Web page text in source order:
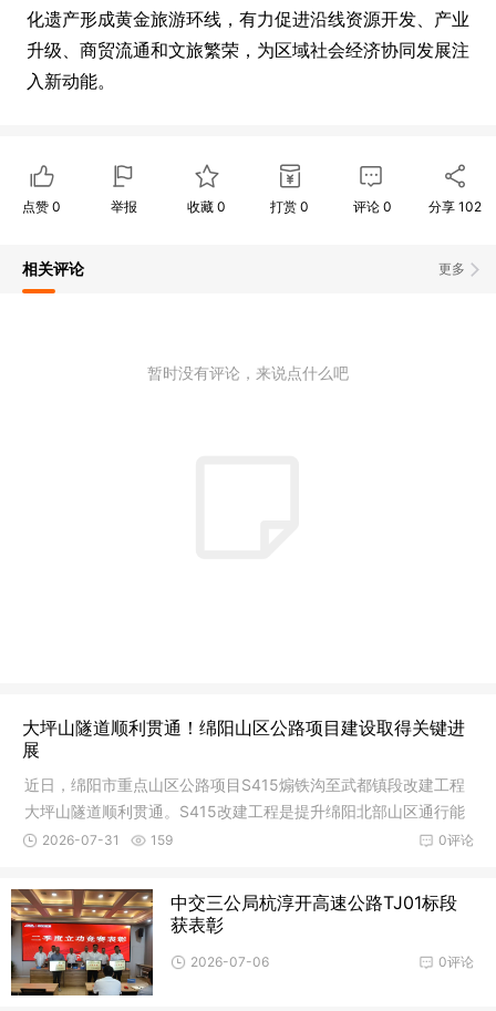
化遗产形成黄金旅游环线，有力促进沿线资源开发、产业
升级、商贸流通和文旅繁荣，为区域社会经济协同发展注
入新动能。
点赞 0 举报 收藏0 打赏 0 评论 0 分享 102
更多
相关评论
暂时没有评论，来说点什么吧
大坪山隧道顺利贯通！绵阳山区公路项目建设取得关键进
展
近日，绵阳市重点山区公路项目S415煽铁沟至武都镇段改建工程
大坪山隧道顺利贯通。S415改建工程是提升绵阳北部山区通行能
力、带动
0评论
2026-07-31 159
中交三公局杭淳开高速公路TJ01标段
获表彰
0评论
2026-07-06